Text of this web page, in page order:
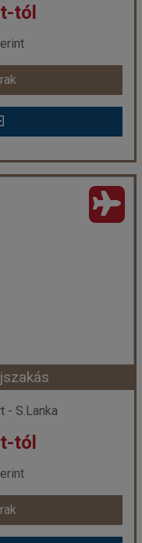
Ft-tól
tól
****
- Deluxe Double
| 7 éj
Ft-tól
- S.Lanka
tól